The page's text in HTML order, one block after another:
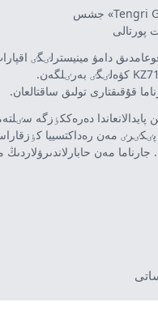
دامۋ مينيسترلٸگٸ
قۇقىقتارى تولىق ساقتالعان.
پايدالانعاندا دەرەككٶزگە
پٸكٸرٸ مەن رەداكتسييا
مەن حابارلاندىرۋلاردىڭ